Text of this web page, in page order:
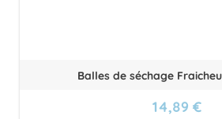
Balles de séchage
14,89 €